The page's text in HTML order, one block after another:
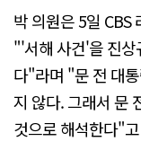
박 의원은 5일 CBS
"'서해 사건'을 진상
다"라며 "문 전 대
지 않다. 그래서 문
것으로 해석한다"